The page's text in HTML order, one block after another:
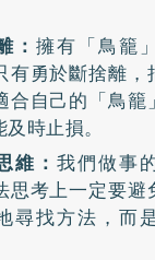
：擁有「鳥籠
有勇於斷捨離
合自己的「鳥
時止損。
維：我們做事
思考上一定要
尋找方法，而